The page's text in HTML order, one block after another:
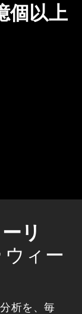
個以上
リ
ウィー
析を、毎